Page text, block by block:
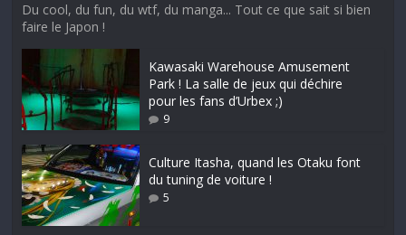
Du cool, du fun, du wtf, du manga... Tout ce que sait si bien
faire le Japon !
Kawasaki Warehouse Amusement
Park ! La salle de jeux qui déchire
pour les fans d’Urbex ;)
9
Culture Itasha, quand les Otaku font
du tuning de voiture !
5